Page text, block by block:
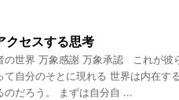
クセスする思考
の世界 万象感謝 万象承認 これが彼
て自分のそとに現れる 世界は内在す
のだろう。 まずは自分自 ...